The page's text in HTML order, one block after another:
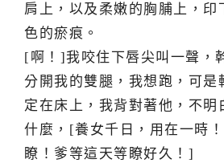
肩上，以及柔嫩的胸脯上，印
色的瘀痕。
[啊！]我咬住下唇尖叫一聲，
分開我的雙腿，我想跑，可是
定在床上，我背對著他，不明
什麼，[養女千日，用在一時
瞭！爹等這天等瞭好久！]